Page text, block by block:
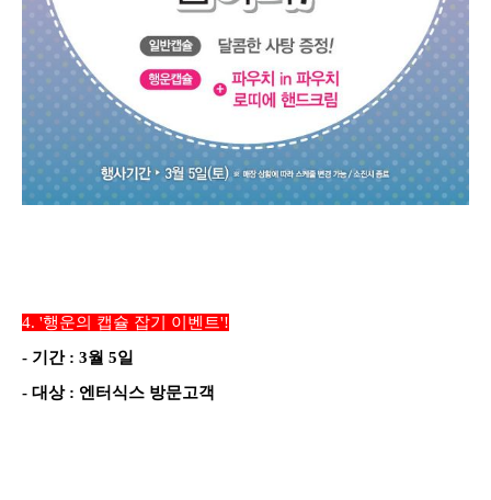
4. '행운의 캡슐 잡기
이벤트'!
- 기간: 3월 5일
- 대상: 엔터식스 방문고객